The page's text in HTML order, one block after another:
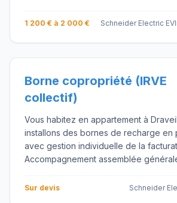
1 200 € à 2 000 € Schneider Electric
Borne copropriété (IRVE
collectif)
Vous habitez en appartement à
installons des bornes de recharge en
avec gestion individuelle de la
Accompagnement assemblée
Sur devis Schneider